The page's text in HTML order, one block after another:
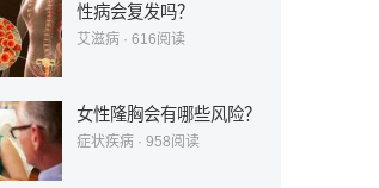
性病会复发吗？
艾滋病 · 616阅读
女性隆胸会有哪些风险？
症状疾病 · 958阅读